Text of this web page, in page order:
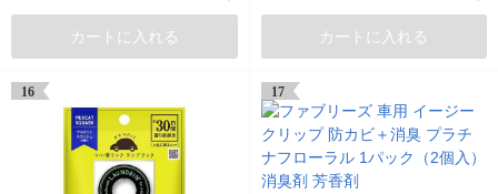
カートに入れる カートに入れる
16 17